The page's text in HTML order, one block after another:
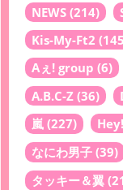
NEWS (214)
Kis-My-Ft2
Aぇ! group (6)
A.B.C-Z (36)
嵐 (227)
なにわ男子 (39)
タッキー＆翼